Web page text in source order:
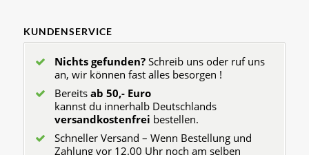
KUNDENSERVICE
Nichts gefunden?Schreib uns oder ruf uns
an, wir können fast alles besorgen !
Bereits ab 50,- Euro
kannst du innerhalb Deutschlands
versandkostenfrei bestellen.
Schneller Versand – Wenn Bestellung und
Zahlung vor 12.00 Uhr noch am selben